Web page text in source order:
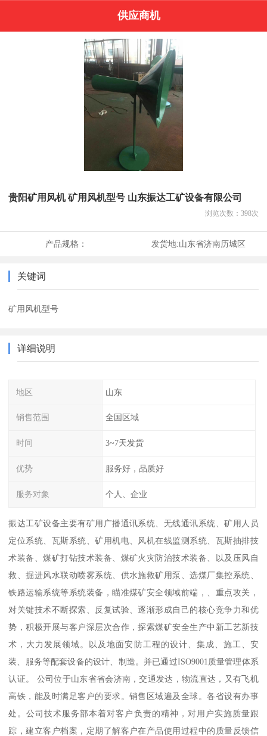
供应商机
贵阳矿用风机 矿用风机型号 山东振达工矿设备有限公司
浏览次数： 398次
产品规格： 发货地:山东省济南历城区
关键词
矿用风机型号
详细说明
地区 山东
销售范围 全国区域
时间 3~7天发货
优势 服务好，品质好
服务对象 个人、企业
振达工矿设备主要有矿用广播通讯系统、无线通讯系统、矿用人员
定位系统、瓦斯系统、矿用机电、风机在线监测系统、瓦斯抽排技
术装备、煤矿打钻技术装备、煤矿火灾防治技术装备、以及压风自
救、掘进风水联动喷雾系统、供水施救矿用泵、选煤厂集控系统、
铁路运输系统等系统装备，瞄准煤矿安全领域前端，、重点攻关，
对关键技术不断探索、反复试验、逐渐形成自己的核心竞争力和优
势，积极开展与客户深层次合作，探索煤矿安全生产中新工艺新技
术，大力发展领域。以及地面安防工程的设计、集成、施工、安
装、服务等配套设备的设计、制造。并已通过ISO9001质量管理体系
认证。 公司位于山东省省会济南，交通发达，物流直达，又有飞机
高铁，能及时满足客户的要求。销售区域遍及全球。各省设有办事
处。公司技术服务部本着对客户负责的精神，对用户实施质量跟
踪，建立客户档案，定期了解客户在产品使用过程中的质量反馈信